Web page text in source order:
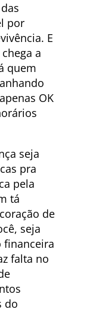
por
E
a
quem
OK
seja
pra
pela
tá
de
seja
financeira
falta no
do